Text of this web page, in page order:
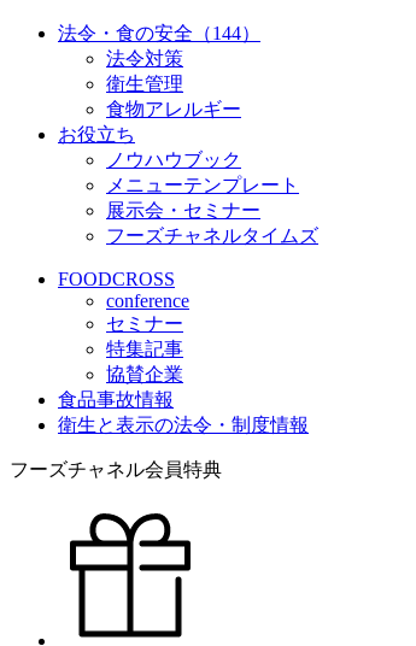
法令・食の安全（144）
法令対策
衛生管理
食物アレルギー
お役立ち
ノウハウブック
メニューテンプレート
展示会・セミナー
フーズチャネルタイムズ
FOODCROSS
conference
セミナー
特集記事
協賛企業
食品事故情報
衛生と表示の法令・制度情報
フーズチャネル会員特典